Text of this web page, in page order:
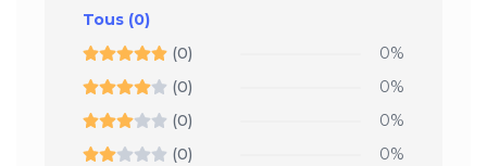
Tous (0)
(0)
0%
(0)
0%
(0)
0%
(0)
0%